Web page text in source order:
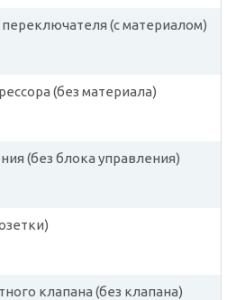
(с материалом)
(без материала)
(без блока управления)
клапана (без клапана)